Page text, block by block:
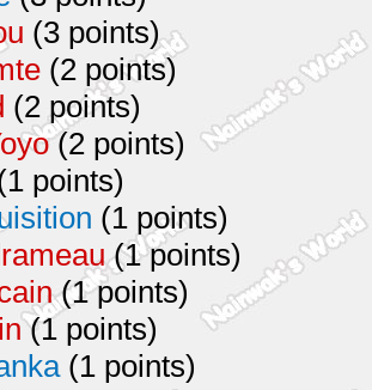
(3 points)
(2 points)
(2 points)
(2 points)
points)
(1 points)
(1 points)
(1 points)
(1 points)
(1 points)